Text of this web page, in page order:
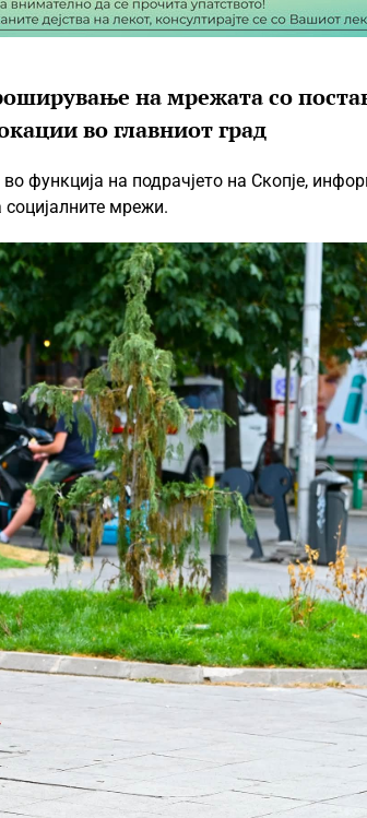
на мрежата со
во главниот град
функција на подрачјето на Скопје,
мрежи.